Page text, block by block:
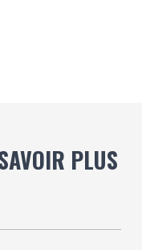
PLUS